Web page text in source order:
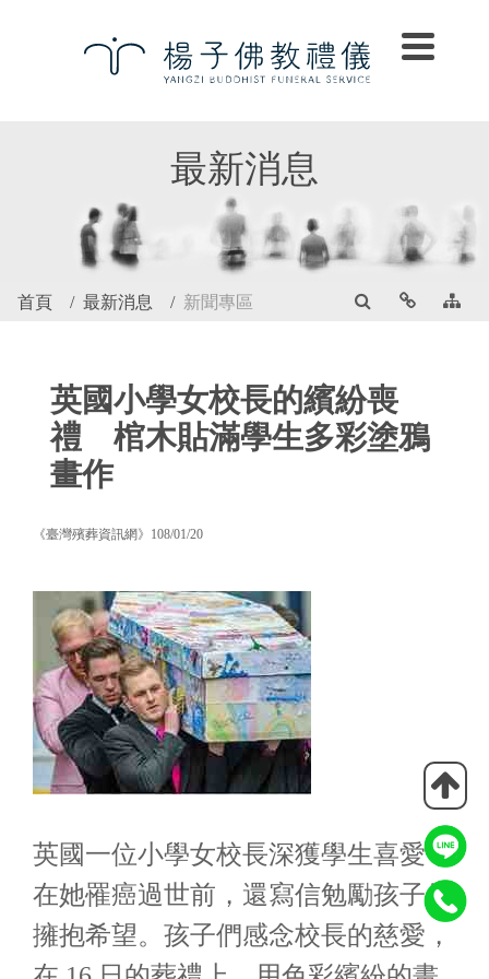
最新消息
首頁 最新消息 新聞專區
英國小學女校長的繽紛喪
禮 棺木貼滿學生多彩塗鴉
畫作
《臺灣殯葬資訊網》108/01/20
英國一位小學女校長深獲學生喜愛，
在她罹癌過世前，還寫信勉勵孩子們
擁抱希望。孩子們感念校長的慈愛，